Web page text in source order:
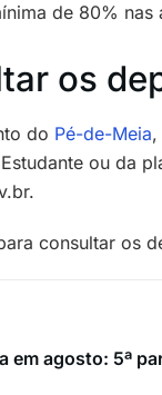
de 80% nas
os
do Pé-de-Meia,
ou da
consultar os
em agosto: 5ª